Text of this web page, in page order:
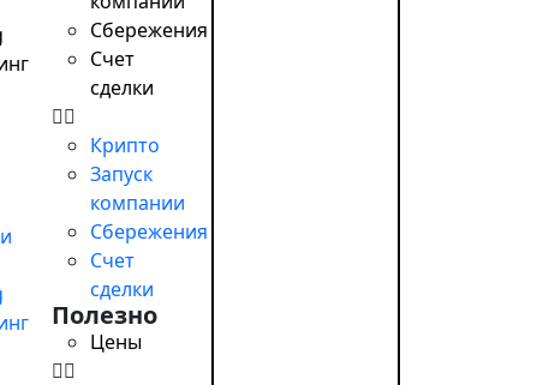
Сбережения
Счет
сделки
Крипто
Запуск
компании
Сбережения
Счет
сделки
Полезно
Цены
детей в больницах